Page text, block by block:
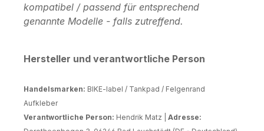
kompatibel / passend für entsprechend
genannte Modelle - falls zutreffend.
Hersteller und verantwortliche Person
Handelsmarken: BIKE-label / Tankpad / Felgenrand
Aufkleber
Verantwortliche Person: Hendrik Matz | Adresse: